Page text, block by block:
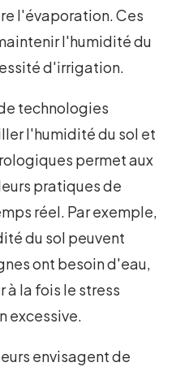
l'évaporation. Ces
l'humidité du
d'irrigation.
technologies
l'humidité du sol et
permet aux
pratiques de
réel. Par exemple,
du sol peuvent
ont besoin d'eau,
la fois le stress
excessive.
envisagent de